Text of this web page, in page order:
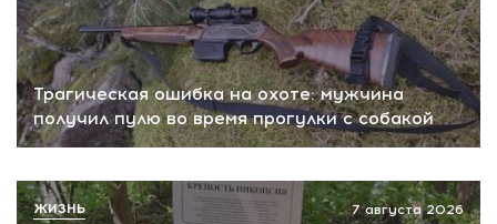
Трагическая ошибка на охоте: мужчина
получил пулю во время прогулки с собакой
7 августа 2026
ЖИЗНЬ